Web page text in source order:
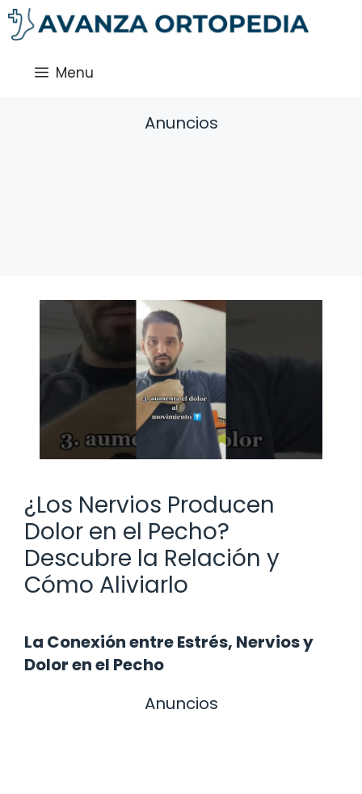
Saltar
al
Menu
Anuncios
¿Los Nervios Producen
Dolor en el Pecho?
Descubre la Relación y
Cómo Aliviarlo
La Conexión entre Estrés, Nervios y
Dolor en el Pecho
Anuncios